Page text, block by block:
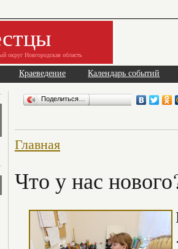
округ Новгородская область
Краеведение Календарь событий
Поделиться…
Главная
Что у нас